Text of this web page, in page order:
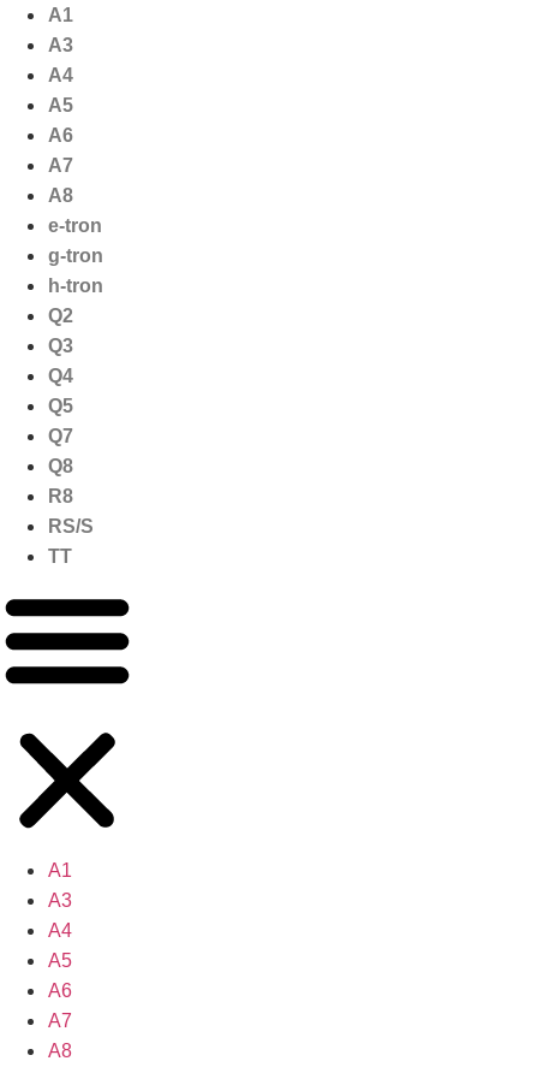
naar
inhoud
A1
A3
A4
A5
A6
A7
A8
e-tron
g-tron
h-tron
Q2
Q3
Q4
Q5
Q7
Q8
R8
RS/S
TT
A1
A3
A4
A5
A6
A7
A8